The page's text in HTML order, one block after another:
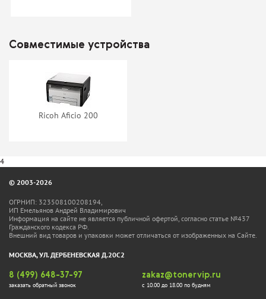
Совместимые устройства
Ricoh Aficio 200
4
© 2003-2026
ОГРНИП: 323508100208194,
ИП Емельянов Андрей Владимирович
Информация на сайте не является публичной офертой, согласно статье №437
Гражданского кодекса РФ.
Внешний вид товаров и упаковки может отличаться от изображенных на Сайте.
МОСКВА, УЛ. ДЕРБЕНЕВСКАЯ Д.20С2
8 (499) 648-37-97
заказать обратный звонок
zakaz@tonervip.ru
с 10.00 до 18.00 по будням